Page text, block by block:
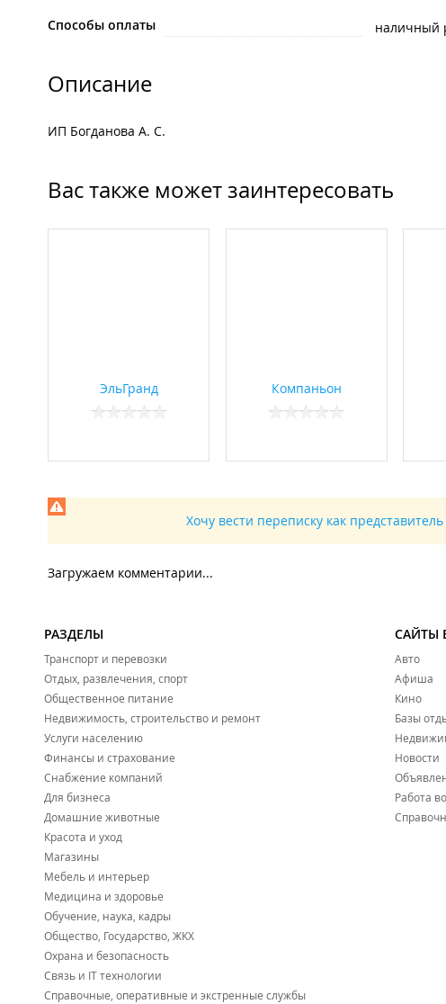
Способы оплаты наличный
Описание
ИП Богданова А. С.
Вас также может заинтересовать
ЭльГранд Компаньон
Хочу вести переписку как
Загружаем комментарии...
РАЗДЕЛЫ
Транспорт и перевозки
Отдых, развлечения, спорт
Общественное питание
Недвижимость, строительство и ремонт
Услуги населению
Финансы и страхование
Снабжение компаний
Для бизнеса
Домашние животные
Красота и уход
Магазины
Мебель и интерьер
Медицина и здоровье
Обучение, наука, кадры
Общество, Государство, ЖКХ
Охрана и безопасность
Связь и IT технологии
Справочные, оперативные и экстренные службы
САЙТЫ
Авто
Афиша
Кино
Базы
Новости
Работа